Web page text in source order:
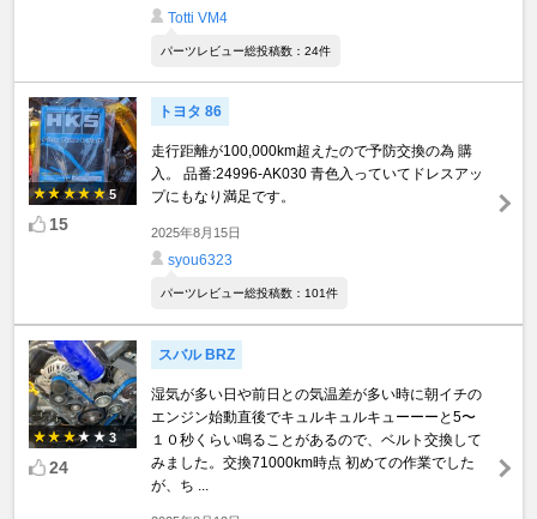
Totti VM4
パーツレビュー総投稿数：24件
5
15
トヨタ 86
走行距離が100,000km超えたので予防交換の為 購
入。 品番:24996-AK030 青色入っていてドレスアッ
プにもなり満足です。
2025年8月15日
syou6323
パーツレビュー総投稿数：101件
3
24
スバル BRZ
湿気が多い日や前日との気温差が多い時に朝イチの
エンジン始動直後でキュルキュルキューーーと5〜
１０秒くらい鳴ることがあるので、ベルト交換して
みました。交換71000km時点 初めての作業でした
が、ち ...